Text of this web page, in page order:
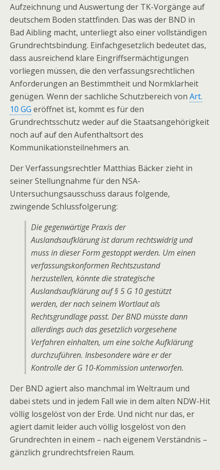
Aufzeichnung und Auswertung der TK-Vorgänge auf
deutschem Boden stattfinden. Das was der BND in
Bad Aibling macht, unterliegt also einer vollständigen
Grundrechtsbindung. Einfachgesetzlich bedeutet das,
dass ausreichend klare Eingriffsermächtigungen
vorliegen müssen, die den verfassungsrechtlichen
Anforderungen an Bestimmtheit und Normklarheit
genügen. Wenn der sachliche Schutzbereich von Art.
10 GG eröffnet ist, kommt es für den
Grundrechtsschutz weder auf die Staatsangehörigkeit
noch auf auf den Aufenthaltsort des
Kommunikationsteilnehmers an.
Der Verfassungsrechtler Matthias Bäcker zieht in
seiner Stellungnahme für den NSA-
Untersuchungsausschuss daraus folgende,
zwingende Schlussfolgerung:
Die gegenwärtige Praxis der
Auslandsaufklärung ist darum rechtswidrig und
muss in dieser Form gestoppt werden. Um einen
verfassungskonformen Rechtszustand
herzustellen, könnte die strategische
Auslandsaufklärung auf § 5 G 10 gestützt
werden, der nach seinem Wortlaut als
Rechtsgrundlage passt. Der BND müsste dann
allerdings auch das gesetzlich vorgesehene
Verfahren einhalten, um eine solche Aufklärung
durchzuführen. Insbesondere wäre er der
Kontrolle der G 10-Kommission unterworfen.
Der BND agiert also manchmal im Weltraum und
dabei stets und in jedem Fall wie in dem alten NDW-Hit
völlig losgelöst von der Erde. Und nicht nur das, er
agiert damit leider auch völlig losgelöst von den
Grundrechten in einem – nach eigenem Verständnis –
gänzlich grundrechtsfreien Raum.